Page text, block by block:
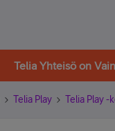
Telia Yhteisö on
Telia Play Telia Play -